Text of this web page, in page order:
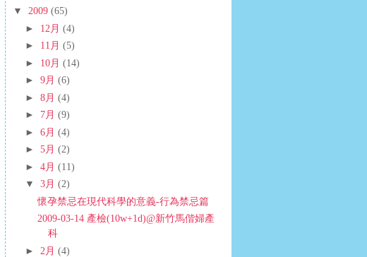
▼ 2009 (65)
► 12月 (4)
► 11月 (5)
► 10月 (14)
► 9月 (6)
► 8月 (4)
► 7月 (9)
► 6月 (4)
► 5月 (2)
► 4月 (11)
▼ 3月 (2)
懷孕禁忌在現代科學的意義-行為禁忌篇
2009-03-14 產檢(10w+1d)@新竹馬偕婦產
科
► 2月 (4)